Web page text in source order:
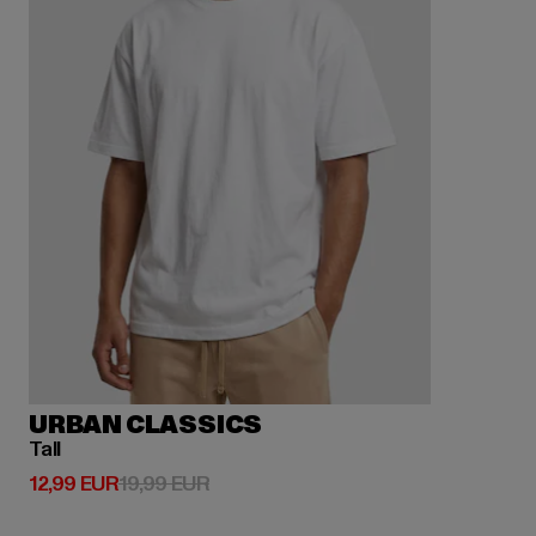
URBAN CLASSICS
Tall
12,99 EUR
Derzeitiger Preis: 12,99 EUR
19,99 EURAktionspreis: 19,99 EUR